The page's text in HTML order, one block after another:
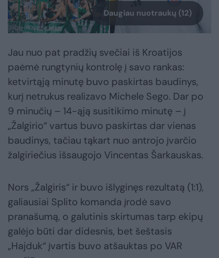
Daugiau nuotraukų (12)
Jau nuo pat pradžių svečiai iš Kroatijos
paėmė rungtynių kontrolę į savo rankas:
ketvirtąją minutę buvo paskirtas baudinys,
kurį netrukus realizavo Michele Sego. Dar po
9 minučių – 14-ąją susitikimo minutę – į
„Žalgirio“ vartus buvo paskirtas dar vienas
baudinys, tačiau tąkart nuo antrojo įvarčio
žalgiriečius išsaugojo Vincentas Šarkauskas.
Nors „Žalgiris“ ir buvo išlyginęs rezultatą (1:1),
galiausiai Splito komanda įrodė savo
pranašumą, o galutinis skirtumas tarp ekipų
galėjo būti dar didesnis, bet šeštasis
„Hajduk“ įvartis buvo atšauktas po VAR